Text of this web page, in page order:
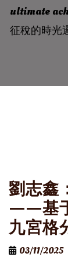
ultimate
征稅的時光
劉志鑫
——基
九宮格
03/11/2025